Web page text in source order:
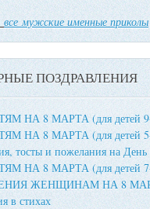
все мужские именные приколы
ПОЗДРАВЛЕНИЯ
НА 8 МАРТА (для детей 9-
НА 8 МАРТА (для детей 5-
тосты и пожелания на
НА 8 МАРТА (для детей 7-
ЖЕНЩИНАМ НА 8
в стихах